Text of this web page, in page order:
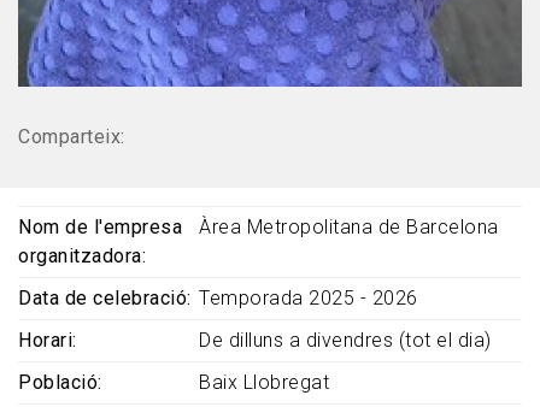
Comparteix:
Nom de l'empresa
organitzadora
Àrea Metropolitana de Barcelona
Data de celebració Temporada 2025 - 2026
Horari
De dilluns a divendres (tot el dia)
Població
Baix Llobregat